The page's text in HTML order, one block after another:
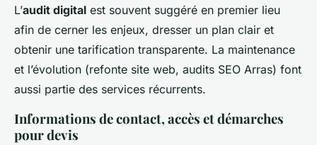
L’audit digital est souvent suggéré en premier lieu
afin de cerner les enjeux, dresser un plan clair et
obtenir une tarification transparente. La maintenance
et l’évolution (refonte site web, audits SEO Arras) font
aussi partie des services récurrents.
Informations de contact, accès et démarches
pour devis